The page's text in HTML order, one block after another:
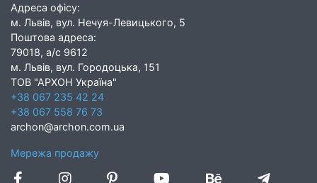
Адреса офісу:
м. Львів, вул. Нечуя-Левицького, 5
Поштова адреса:
79018, а/с 9612
м. Львів, вул. Городоцька, 151
ТОВ "АРХОН Україна"
+38 067 235 42 24
+38 067 558 76 73
archon@archon.com.ua
Мережа продажу